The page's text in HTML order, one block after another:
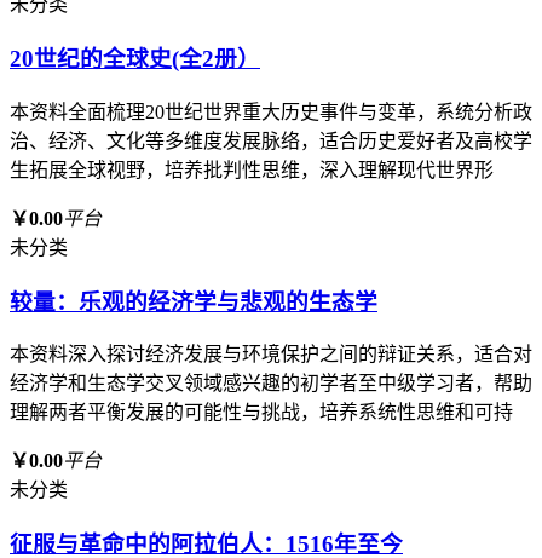
未分类
20世纪的全球史(全2册）
本资料全面梳理20世纪世界重大历史事件与变革，系统分析政
治、经济、文化等多维度发展脉络，适合历史爱好者及高校学
生拓展全球视野，培养批判性思维，深入理解现代世界形
￥0.00平台
未分类
较量：乐观的经济学与悲观的生态学
本资料深入探讨经济发展与环境保护之间的辩证关系，适合对
经济学和生态学交叉领域感兴趣的初学者至中级学习者，帮助
理解两者平衡发展的可能性与挑战，培养系统性思维和可持
￥0.00平台
未分类
征服与革命中的阿拉伯人：1516年至今